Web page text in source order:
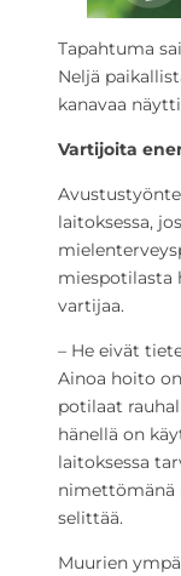
Tapahtuma
Neljä
kanavaa
Vartijoita
laitoksessa,
miespotilasta
vartijaa.
– He eivät
Ainoa hoito
potilaat
hänellä on
laitoksessa
nimettömänä
selittää.
Muurien